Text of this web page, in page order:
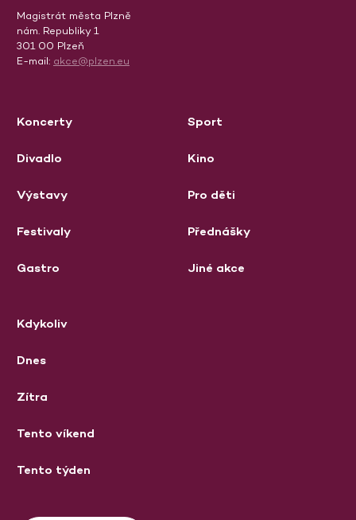
Magistrát města Plzně
nám. Republiky 1
301 00 Plzeň
E-mail: akce@plzen.eu
Koncerty
Divadlo
Výstavy
Festivaly
Gastro
Sport
Kino
Pro děti
Přednášky
Jiné akce
Kdykoliv
Dnes
Zítra
Tento víkend
Tento týden